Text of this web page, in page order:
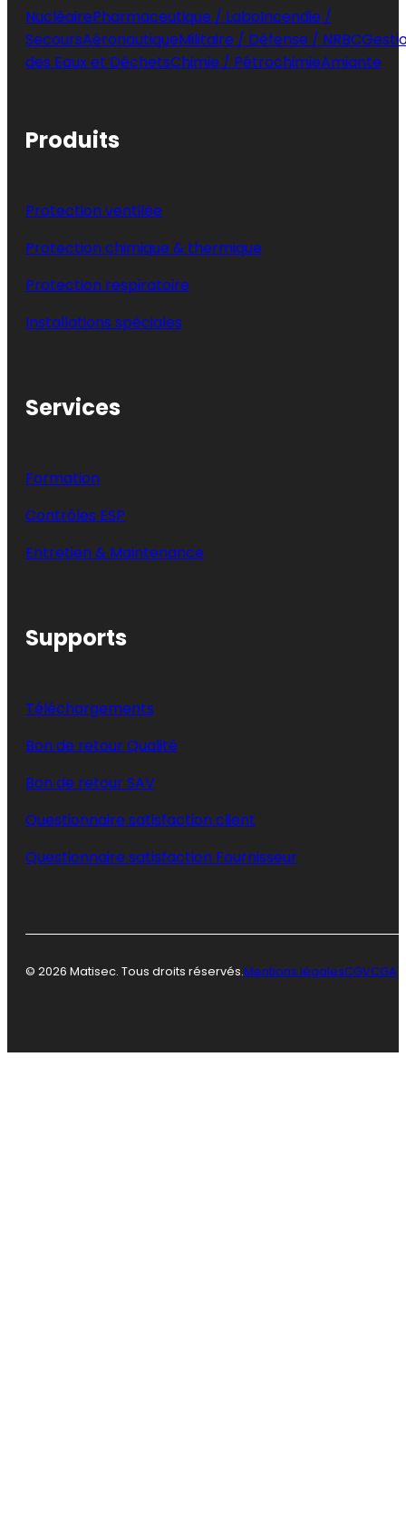
NucléairePharmaceutique / LaboIncendie /
SecoursAéronautiqueMilitaire / Défense / NRBC
des Eaux et DéchetsChimie / PétrochimieAmiante
Produits
Protection ventilée
Protection chimique & thermique
Protection respiratoire
Installations spéciales
Services
Formation
Contrôles ESP
Entretien & Maintenance
Supports
Téléchargements
Bon de retour Qualité
Bon de retour SAV
Questionnaire satisfaction client
Questionnaire satisfaction Fournisseur
© 2026 Matisec. Tous droits réservés.Mentions légalesCGVCGA